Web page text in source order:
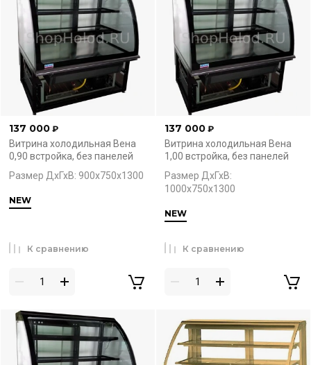
137 000 ₽
Витрина холодильная Вена
0,90 встройка, без панелей
Размер ДхГхВ: 900х750х1300
NEW
К сравнению
137 000 ₽
Витрина холодильная Вена
1,00 встройка, без панелей
Размер ДхГхВ:
1000х750х1300
NEW
К сравнению